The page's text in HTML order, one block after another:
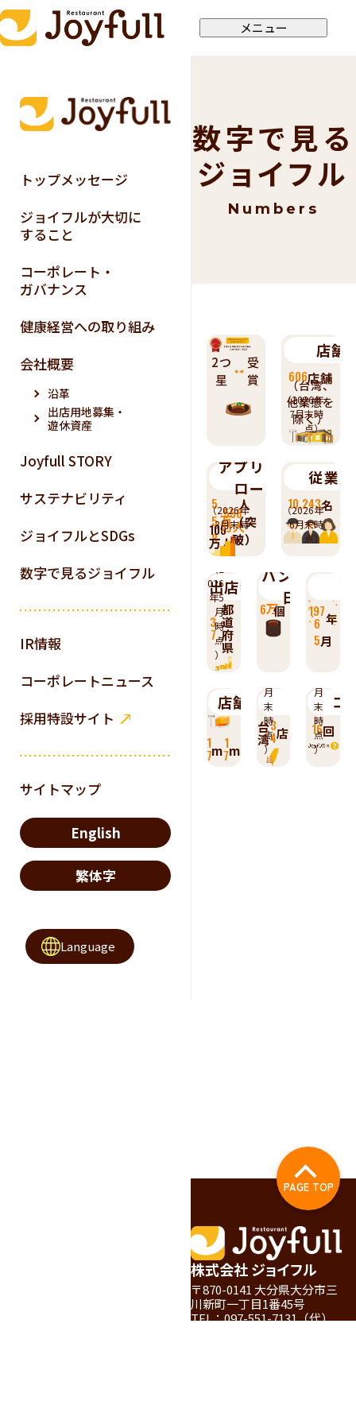
メニュー
トップメッセージ
ジョイフルが大切に
すること
コーポレート・
ガバナンス
健康経営への取り組み
会社概要
沿革
出店用地募集・
遊休資産
Joyfull STORY
サステナビリティ
ジョイフルとSDGs
数字で見るジョイフル
IR情報
コーポレートニュース
採用特設サイト
サイトマップ
English
繁体字
Language
数字で見る
ジョイフル
Numbers
2つ
星
受
賞
店舗
606店舗
（台湾、
他業態を
除く）
（2026年
7月末時
点）
アプリダウン
ロード数
5
5
8
万
人
（突
破）
100
万人
2021
2022
2023
558
万人
（2026年
3月末時
点）
従業
10,243名
（2026年
6月末時
点）
出店都道府県数
3
7
都
道
府
県
026
年5
月
時
点
）
ハンバーグ
日製造数
6万個 197
6 年
5月
店舗スペース
1
7m
1
7m
海外
台
湾
3
4店
月
末
時
点
）
コ
16回
（2
月
末
時
点
）
PAGE TOP
株式会社 ジョイフル
〒870-0141 大分県大分市三
川新町一丁目1番45号
TEL：097-551-7131（代）